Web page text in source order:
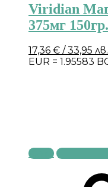
Viridian
375мг 150гр.
17,36 € / 33,95 лв.
EUR = 1.95583
Купи